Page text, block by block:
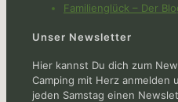
Familienglück – Der
Unser Newsletter
Hier kannst Du dich zum
Camping mit Herz anmelden
jeden Samstag einen